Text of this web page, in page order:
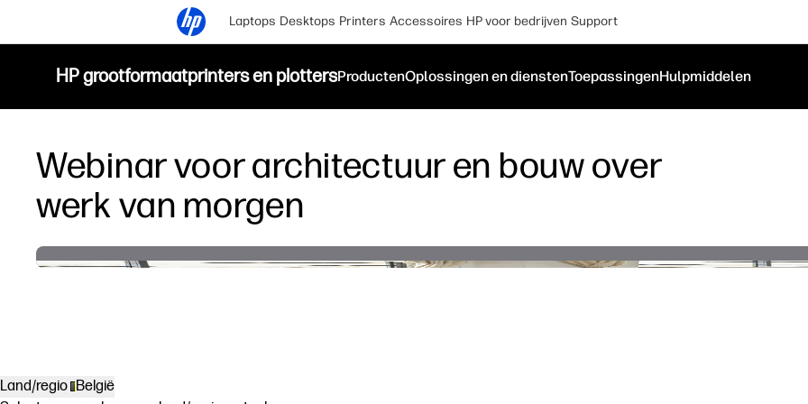
Laptops Desktops Printers Accessoires HP voor bedrijven Support
HP grootformaatprinters en plottersProductenOplossingen en dienstenToepassingenHulpmiddelen
Webinar voor architectuur en bouw over
werk van morgen
Land/regio België